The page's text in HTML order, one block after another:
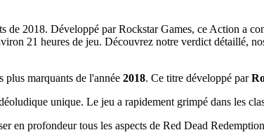
de 2018. Développé par Rockstar Games, ce Action a
21 heures de jeu. Découvrez notre verdict détaillé,
plus marquants de l'année 2018. Ce titre développé par
unique. Le jeu a rapidement grimpé dans les
en profondeur tous les aspects de Red Dead